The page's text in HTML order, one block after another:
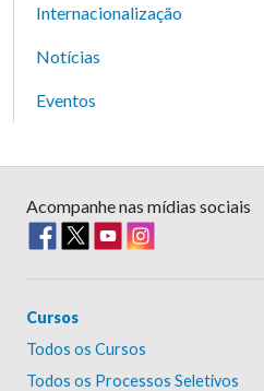
Internacionalização
Notícias
Eventos
Acompanhe nas mídias sociais
Cursos
Todos os Cursos
Todos os Processos Seletivos